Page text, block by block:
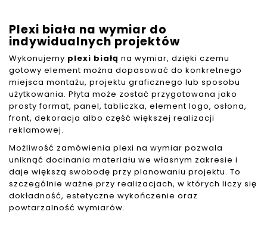
Plexi biała na wymiar do
indywidualnych projektów
Wykonujemy plexi białą na wymiar, dzięki czemu
gotowy element można dopasować do konkretnego
miejsca montażu, projektu graficznego lub sposobu
użytkowania. Płyta może zostać przygotowana jako
prosty format, panel, tabliczka, element logo, osłona,
front, dekoracja albo część większej realizacji
reklamowej.
Możliwość zamówienia plexi na wymiar pozwala
uniknąć docinania materiału we własnym zakresie i
daje większą swobodę przy planowaniu projektu. To
szczególnie ważne przy realizacjach, w których liczy się
dokładność, estetyczne wykończenie oraz
powtarzalność wymiarów.